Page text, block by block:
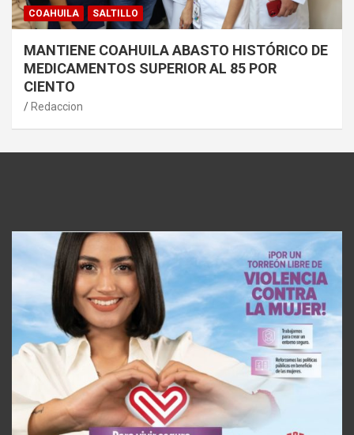
COAHUILA SALTILLO
MANTIENE COAHUILA ABASTO HISTÓRICO DE
MEDICAMENTOS SUPERIOR AL 85 POR
CIENTO
Redaccion